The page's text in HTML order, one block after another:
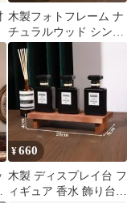
木製フォトフレーム ナ
チュラルウッド シンプ
ル
¥660
木製 ディスプレイ台 フ
ィギュア 香水 飾り台